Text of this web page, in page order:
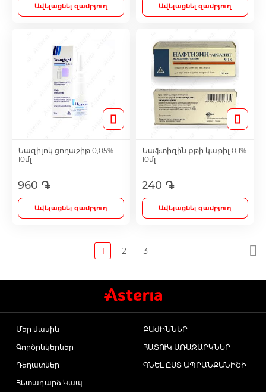
Ավելացնել զամբյուղ Ավելացնել զամբյուղ
Նազիլոկ ցողաշիթ 0,05%
10մլ
960 ֏
Ավելացնել զամբյուղ
Նաֆտիզին քթի կաթիլ 0,1%
10մլ
240 ֏
Ավելացնել զամբյուղ
1 2 3
ԲԱԺԻՆՆԵՐ
ՀԱՏՈՒԿ ԱՌԱՋԱՐԿՆԵՐ
ԳՆԵԼ ԸՍՏ ԱՊՐԱՆՔԱՆԻՇԻ
Մեր մասին
Գործընկերներ
Դեղատներ
Հետադարձ Կապ